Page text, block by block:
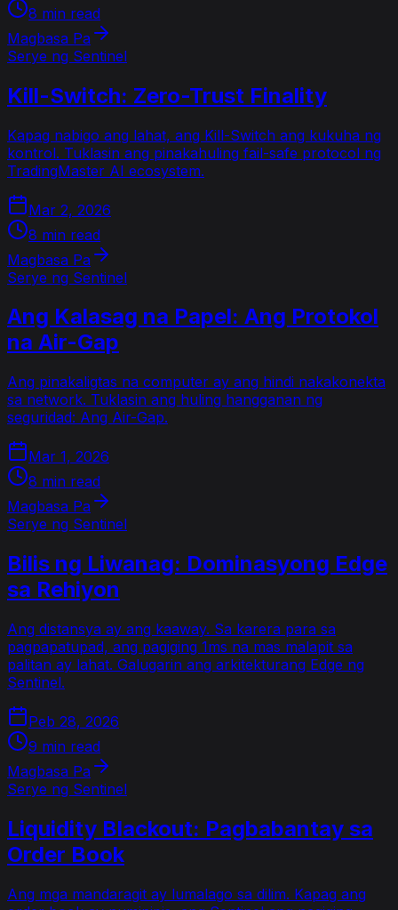
8 min read
Magbasa Pa
Serye ng Sentinel
Kill-Switch: Zero-Trust Finality
Kapag nabigo ang lahat, ang Kill-Switch ang kukuha ng
kontrol. Tuklasin ang pinakahuling fail-safe protocol ng
TradingMaster AI ecosystem.
Mar 2, 2026
8 min read
Magbasa Pa
Serye ng Sentinel
Ang Kalasag na Papel: Ang Protokol
na Air-Gap
Ang pinakaligtas na computer ay ang hindi nakakonekta
sa network. Tuklasin ang huling hangganan ng
seguridad: Ang Air-Gap.
Mar 1, 2026
8 min read
Magbasa Pa
Serye ng Sentinel
Bilis ng Liwanag: Dominasyong Edge
sa Rehiyon
Ang distansya ay ang kaaway. Sa karera para sa
pagpapatupad, ang pagiging 1ms na mas malapit sa
palitan ay lahat. Galugarin ang arkitekturang Edge ng
Sentinel.
Peb 28, 2026
9 min read
Magbasa Pa
Serye ng Sentinel
Liquidity Blackout: Pagbabantay sa
Order Book
Ang mga mandaragit ay lumalago sa dilim. Kapag ang